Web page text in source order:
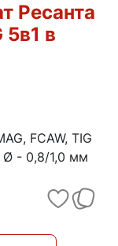
Ресанта
в
FCAW, TIG
Ø - 0,8/1,0 мм